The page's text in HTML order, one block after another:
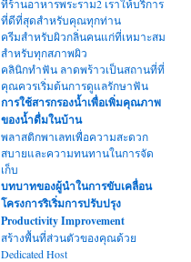
ที่ร้านอาหารพระราม2 เราให้บริการ
ที่ดีที่สุดสำหรับคุณทุกท่าน
ครีมสำหรับผิวกลิ่นคนแก่ที่เหมาะสม
สำหรับทุกสภาพผิว
คลินิกทำฟัน ลาดพร้าวเป็นสถานที่ที่
คุณควรเริ่มต้นการดูแลรักษาฟัน
การใช้สารกรองน้ำเพื่อเพิ่มคุณภาพ
ของน้ำดื่มในบ้าน
พลาสติกพาเลทเพื่อความสะดวก
สบายและความทนทานในการจัด
เก็บ
บทบาทของผู้นำในการขับเคลื่อน
โครงการริเริ่มการปรับปรุง
Productivity Improvement
สร้างพื้นที่ส่วนตัวของคุณด้วย
Dedicated Host